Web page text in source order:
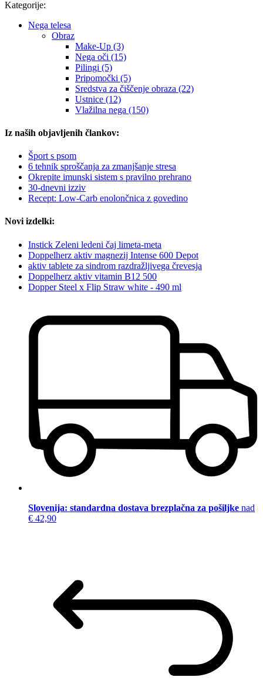
Kategorije:
Nega telesa
Obraz
Make-Up (3)
Nega oči (15)
Pilingi (5)
Pripomočki (5)
Sredstva za čiščenje obraza (22)
Ustnice (12)
Vlažilna nega (150)
Iz naših objavljenih člankov:
Šport s psom
6 tehnik sproščanja za zmanjšanje stresa
Okrepite imunski sistem s pravilno prehrano
30-dnevni izziv
Recept: Low-Carb enolončnica z govedino
Novi izdelki:
Instick Zeleni ledeni čaj limeta-meta
Doppelherz aktiv magnezij Intense 600 Depot
aktiv tablete za sindrom razdražljivega črevesja
Doppelherz aktiv vitamin B12 500
Dopper Steel x Flip Straw white - 490 ml
Slovenija: standardna dostava brezplačna za pošiljke nad
€ 42,90